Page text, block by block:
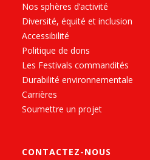
Nos sphères d’activité
Diversité, équité et inclusion
Accessibilité
Politique de dons
Les Festivals commandités
Durabilité environnementale
Carrières
Soumettre un projet
CONTACTEZ-NOUS